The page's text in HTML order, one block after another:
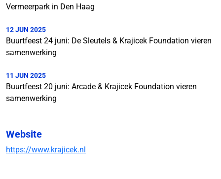
Vermeerpark in Den Haag
12 JUN 2025
Buurtfeest 24 juni: De Sleutels & Krajicek Foundation vieren
samenwerking
11 JUN 2025
Buurtfeest 20 juni: Arcade & Krajicek Foundation vieren
samenwerking
Website
https://www.krajicek.nl